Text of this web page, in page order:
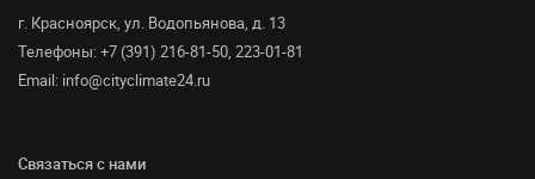
г. Красноярск, ул. Водопьянова, д. 13
Телефоны: +7 (391) 216-81-50, 223-01-81
Email: info@cityclimate24.ru
Связаться с нами